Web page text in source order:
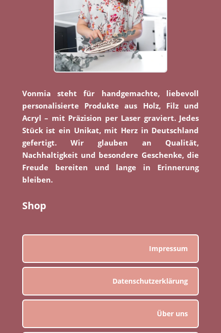
Vonmia steht für handgemachte, liebevoll
personalisierte Produkte aus Holz, Filz und
Acryl – mit Präzision per Laser graviert. Jedes
Stück ist ein Unikat, mit Herz in Deutschland
gefertigt. Wir glauben an Qualität,
Nachhaltigkeit und besondere Geschenke, die
Freude bereiten und lange in Erinnerung
bleiben.
Shop
Impressum
Datenschutzerklärung
Über uns